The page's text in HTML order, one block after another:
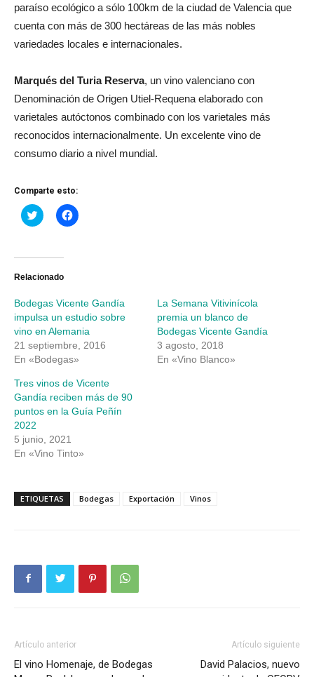
paraíso ecológico a sólo 100km de la ciudad de Valencia que
cuenta con más de 300 hectáreas de las más nobles
variedades locales e internacionales.
Marqués del Turia Reserva, un vino valenciano con
Denominación de Origen Utiel-Requena elaborado con
varietales autóctonos combinado con los varietales más
reconocidos internacionalmente. Un excelente vino de
consumo diario a nivel mundial.
Comparte esto:
Haz
clic
Twitter
abre
ventana
nueva)
Haz
clic
ventana
nueva)
Relacionado
Bodegas Vicente Gandía
impulsa un estudio sobre
vino en Alemania
21 septiembre, 2016
En «Bodegas»
La Semana Vitivinícola
premia un blanco de
Bodegas Vicente Gandía
3 agosto, 2018
En «Vino Blanco»
Tres vinos de Vicente
Gandía reciben más de 90
puntos en la Guía Peñín
2022
5 junio, 2021
En «Vino Tinto»
ETIQUETAS Bodegas Exportación Vinos
Artículo anterior
El vino Homenaje, de Bodegas
Artículo siguiente
David Palacios, nuevo